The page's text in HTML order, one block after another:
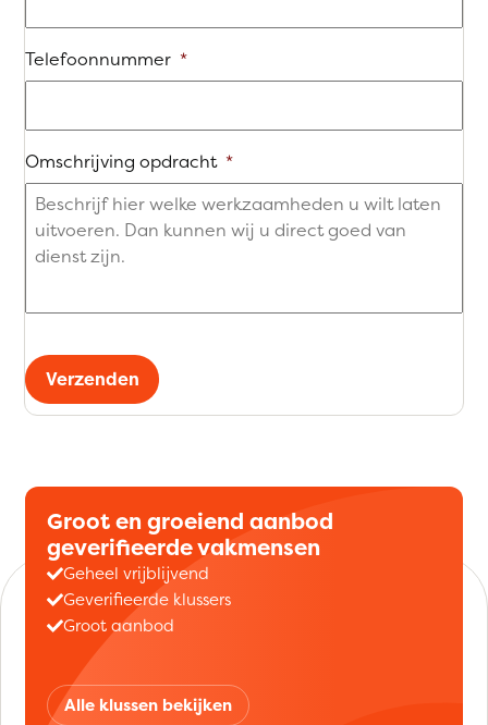
Telefoonnummer *
Omschrijving opdracht *
Verzenden
Groot en groeiend aanbod
geverifieerde vakmensen
Geheel vrijblijvend
Geverifieerde klussers
Groot aanbod
Alle klussen bekijken